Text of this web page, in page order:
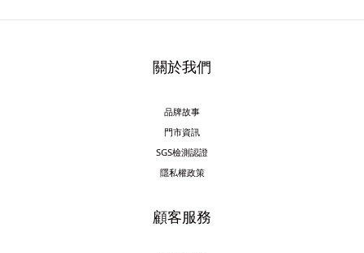
關於我們
品牌故事
門市資訊
SGS檢測認證
隱私權政策
顧客服務